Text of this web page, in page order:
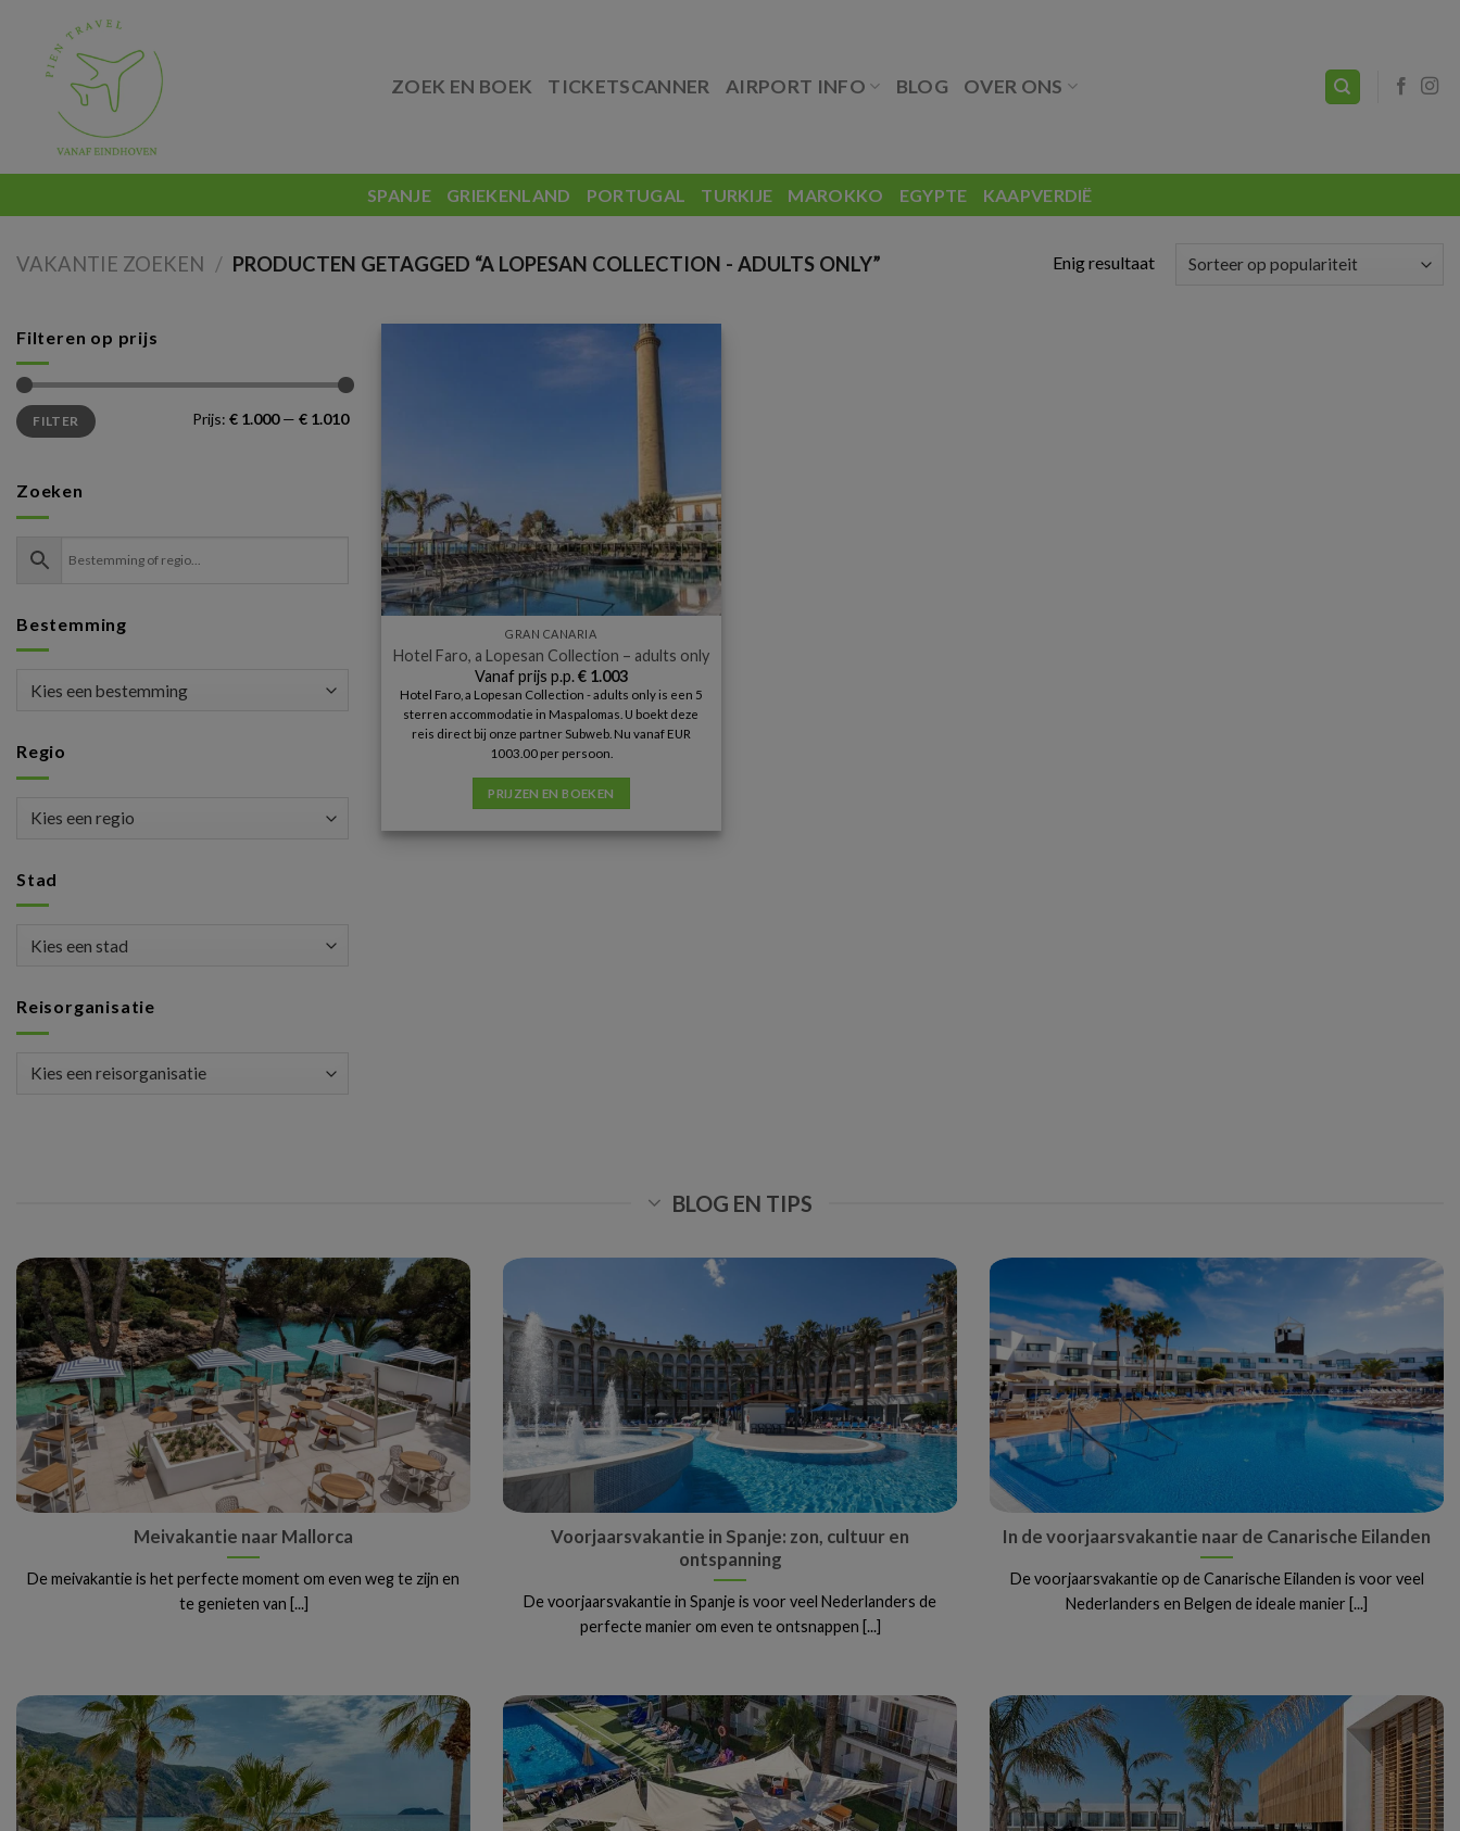
content
ZOEK EN BOEK TICKETSCANNER AIRPORT INFO BLOG OVER ONS
SPANJE GRIEKENLAND PORTUGAL TURKIJE MAROKKO EGYPTE KAAPVERDIË
VAKANTIE ZOEKEN / PRODUCTEN GETAGGED “A LOPESAN COLLECTION - ADULTS ONLY” Enig resultaat
Filteren op prijs
Min.
prijs
Max.
prijsFILTER Prijs: € 1.000— € 1.010
Zoeken
Bestemming
Regio
Stad
Reisorganisatie
GRAN CANARIA
Hotel Faro, a Lopesan Collection – adults only
Vanaf prijs p.p.€1.003
Hotel Faro, a Lopesan Collection - adults only is een 5
sterren accommodatie in Maspalomas. U boekt deze
reis direct bij onze partner Subweb. Nu vanaf EUR
1003.00 per persoon.
PRIJZEN EN BOEKEN
BLOG EN TIPS
Meivakantie naar Mallorca
De meivakantie is het perfecte moment om even weg te zijn en
te genieten van [...]
Voorjaarsvakantie in Spanje: zon, cultuur en
ontspanning
De voorjaarsvakantie in Spanje is voor veel Nederlanders de
perfecte manier om even te ontsnappen [...]
In de voorjaarsvakantie naar de Canarische Eilanden
De voorjaarsvakantie op de Canarische Eilanden is voor veel
Nederlanders en Belgen de ideale manier [...]